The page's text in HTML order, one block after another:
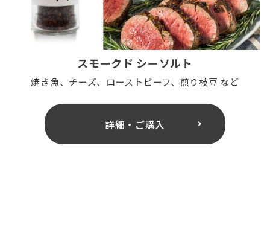
スモークド シーソルト
焼き魚、チーズ、ローストビーフ、煎り枝豆 など
詳細・ご購入